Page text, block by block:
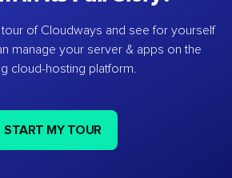
tour of Cloudways and see for yourself
manage your server & apps on the
cloud-hosting platform.
START MY TOUR